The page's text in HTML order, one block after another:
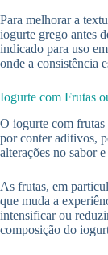
Para melhorar a
iogurte grego antes
indicado para uso
onde a consistência
Iogurte com Frutas
O iogurte com frutas
por conter aditivos,
alterações no sabor
As frutas, em
que muda a
intensificar ou
composição do